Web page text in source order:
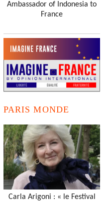
Ambassador of Indonesia to
France
PARIS MONDE
Carla Arigoni : « le Festival